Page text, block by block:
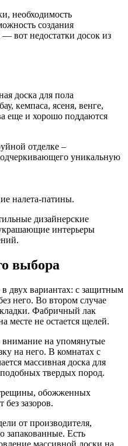
необходимость
создания
вот недостатки досок из
доска для пола
кемпаса, ясеня, венге,
еще и хорошо поддаются
отделке –
уникальную
налета-патины.
дизайнерские
интерьеры
выбора
двух вариантах: с защитным
него. Во втором случае
Фабричный лак
месте не остается щелей.
на упомянутые
на него. В комнатах с
массивная доска для
твердых пород.
обожженных
зазоров.
от производителя,
запакованные. Есть